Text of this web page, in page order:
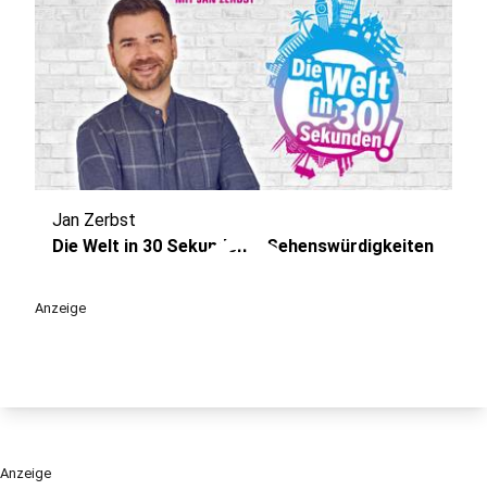
play_circle
Jan Zerbst
Die Welt in 30 Sekunden – Sehenswürdigkeiten
Anzeige
Anzeige